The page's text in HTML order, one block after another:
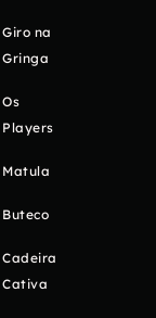
Giro na
Gringa
Os
Players
Matula
Buteco
Cadeira
Cativa